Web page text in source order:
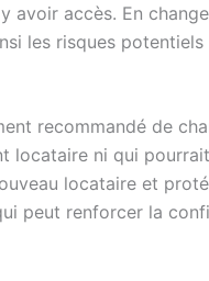
accès. En
les risques potentiels
recommandé de
locataire ni qui
locataire et
peut renforcer la